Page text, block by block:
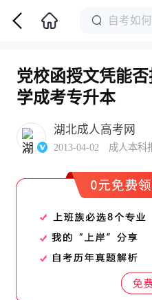
党校函授文凭能
学成考专升本
湖北成人高考网
2013-04-02 成人本科